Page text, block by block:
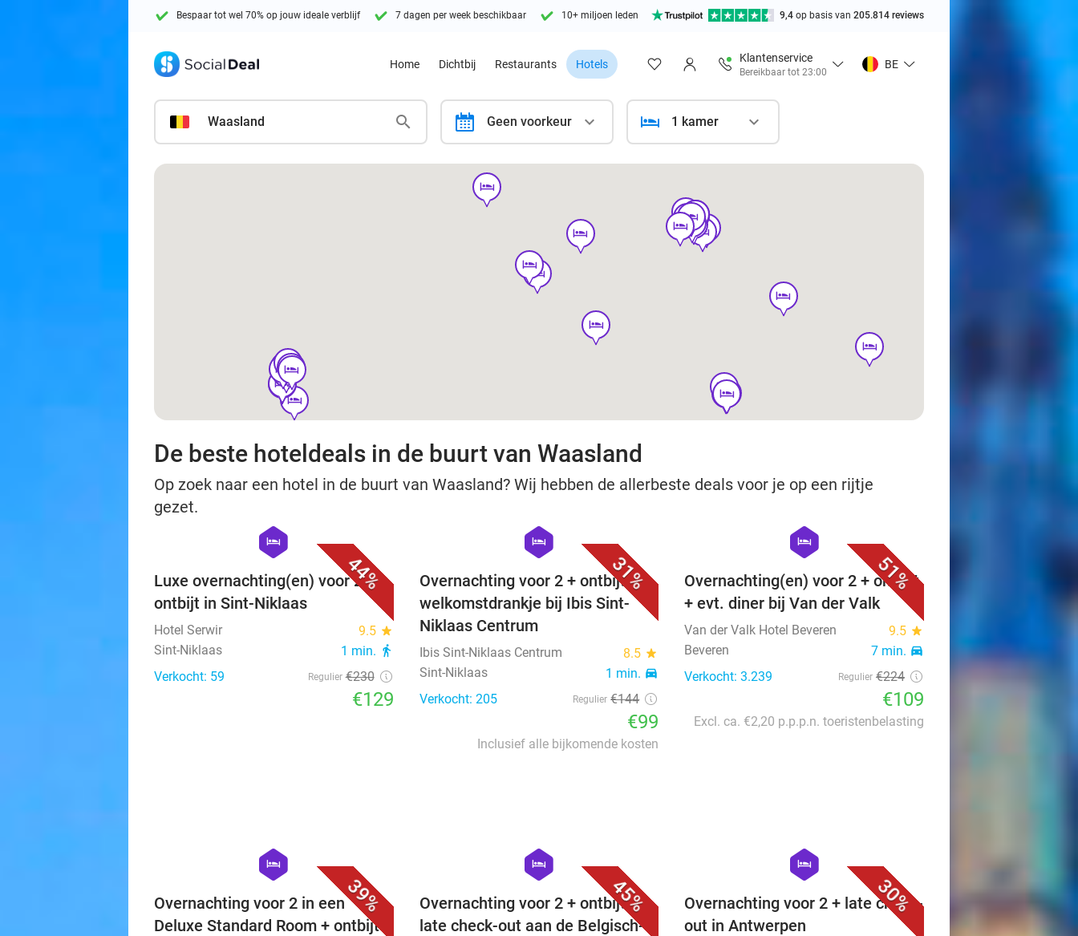
Bespaar tot wel 70% op jouw ideale verblijf 7 dagen per week beschikbaar 10+ miljoen leden 9,4 op basis van 205.814 reviews
Home Dichtbij Restaurants Hotels
Klantenservice
Bereikbaar tot 23:00
BE
Waasland calendar Geen voorkeur 1 kamer
hotel hotel
hotel
hotel
hotel
hotel
hotel
hotel
hotel
hotel
hotel
hotel
hotel
hotel
hotel
hotel
hotel
hotel
hotel
hotel
hotel
hotel
hotel
hotel
hotel
hotel
hotel
hotel
hotel
hotel
hotel
hotel
hotel
hotel
hotel
hotel
hotel
De beste hoteldeals in de buurt van Waasland
Op zoek naar een hotel in de buurt van Waasland? Wij hebben de allerbeste deals voor je op een rijtje
gezet.
44%
hexagon
hotel
Luxe overnachting(en) voor 2 +
ontbijt in Sint-Niklaas
Hotel Serwir 9.5 star
Sint-Niklaas 1 min. directions_walk
Verkocht: 59 Regulier €230
€129
31%
hexagon
hotel
Overnachting voor 2 + ontbijt +
welkomstdrankje bij Ibis Sint-
Niklaas Centrum
Ibis Sint-Niklaas Centrum 8.5 star
Sint-Niklaas 1 min. directions_car
Verkocht: 205 Regulier €144
€99
Inclusief alle bijkomende kosten
51%
hexagon
hotel
Overnachting(en) voor 2 + ontbijt
+ evt. diner bij Van der Valk
Van der Valk Hotel Beveren 9.5 star
Beveren 7 min. directions_car
Verkocht: 3.239 Regulier €224
€109
Excl. ca. €2,20 p.p.p.n. toeristenbelasting
39%
hexagon
hotel
Overnachting voor 2 in een
Deluxe Standard Room + ontbijt
45%
hexagon
hotel
Overnachting voor 2 + ontbijt of
late check-out aan de Belgisch-
30%
hexagon
hotel
Overnachting voor 2 + late check-
out in Antwerpen